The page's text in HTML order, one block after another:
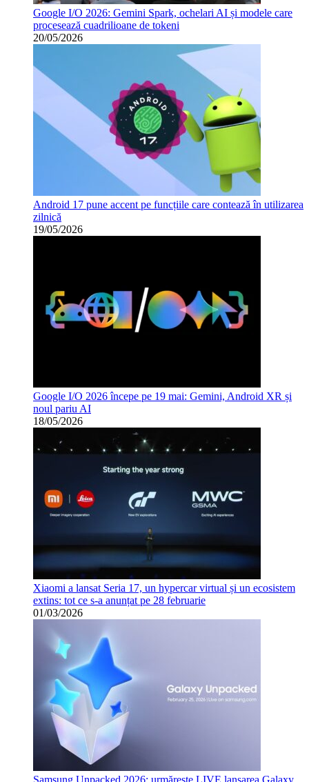
Google I/O 2026: Gemini Spark, ochelari AI și modele care
procesează cuadrilioane de tokeni
20/05/2026
Android 17 pune accent pe funcțiile care contează în utilizarea
zilnică
19/05/2026
Google I/O 2026 începe pe 19 mai: Gemini, Android XR și
noul pariu AI
18/05/2026
Xiaomi a lansat Seria 17, un hypercar virtual și un ecosistem
extins: tot ce s-a anunțat pe 28 februarie
01/03/2026
Samsung Unpacked 2026: urmărește LIVE lansarea Galaxy